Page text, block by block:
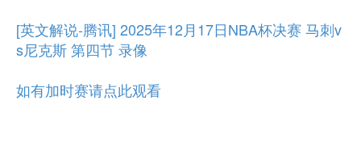
[英文解说-腾讯] 2025年12月17日NBA杯决赛 马刺v
s尼克斯 第四节 录像
如有加时赛请点此观看